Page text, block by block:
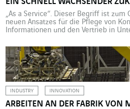
„As a Service“. Dieser Begriff ist
neuen Ansatzes für die Pflege von
Informationen und den Vertrieb in
steckt. Schauen wir zurück. Der
ursprünglich vom Kürzel SaaS
INDUSTRY INNOVATION
ARBEITEN AN DER FABRIK VON